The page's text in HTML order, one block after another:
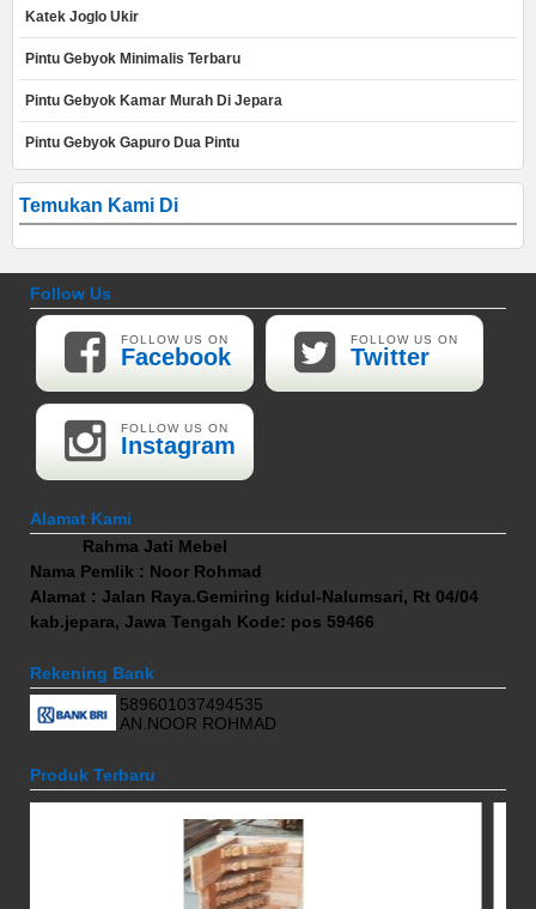
Katek Joglo Ukir
Pintu Gebyok Minimalis Terbaru
Pintu Gebyok Kamar Murah Di Jepara
Pintu Gebyok Gapuro Dua Pintu
Temukan Kami Di
Follow Us
FOLLOW US ON
Facebook
FOLLOW US ON
Twitter
FOLLOW US ON
Instagram
Alamat Kami
Rahma Jati Mebel
Nama Pemlik : Noor Rohmad
Alamat : Jalan Raya.Gemiring kidul-Nalumsari, Rt 04/04
kab.jepara, Jawa Tengah Kode: pos 59466
Rekening Bank
589601037494535
AN.NOOR ROHMAD
Produk Terbaru